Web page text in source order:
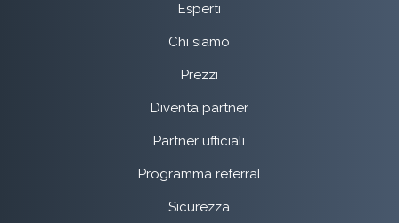
Esperti
Chi siamo
Prezzi
Diventa partner
Partner ufficiali
Programma referral
Sicurezza